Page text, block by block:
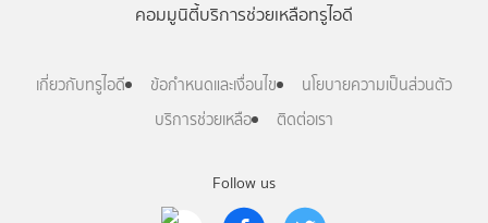
Follow us
คอมมูนิตี้บริการช่วยเหลือทรูไอดี
เกี่ยวกับทรูไอดี ข้อกำหนดและเงื่อนไข
นโยบายความเป็นส่วนตัว
บริการช่วยเหลือ
ติดต่อเรา